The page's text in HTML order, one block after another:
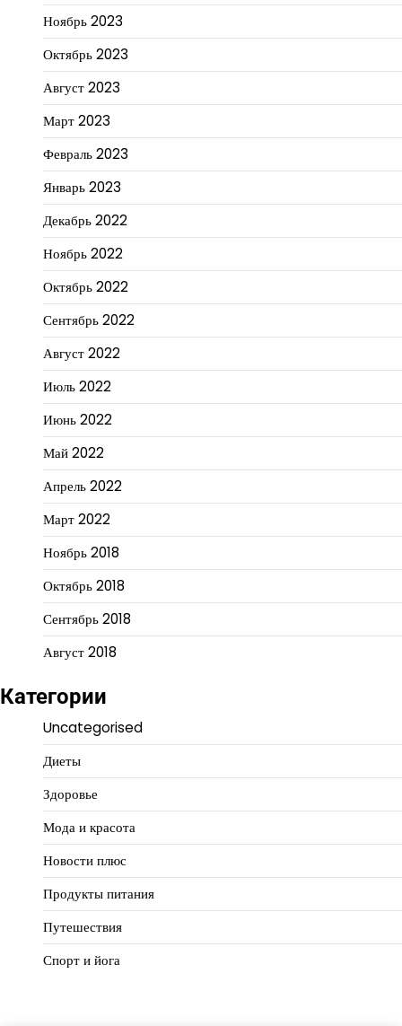
Ноябрь 2023
Октябрь 2023
Август 2023
Март 2023
Февраль 2023
Январь 2023
Декабрь 2022
Ноябрь 2022
Октябрь 2022
Сентябрь 2022
Август 2022
Июль 2022
Июнь 2022
Май 2022
Апрель 2022
Март 2022
Ноябрь 2018
Октябрь 2018
Сентябрь 2018
Август 2018
Категории
Uncategorised
Диеты
Здоровье
Мода и красота
Новости плюс
Продукты питания
Путешествия
Спорт и йога